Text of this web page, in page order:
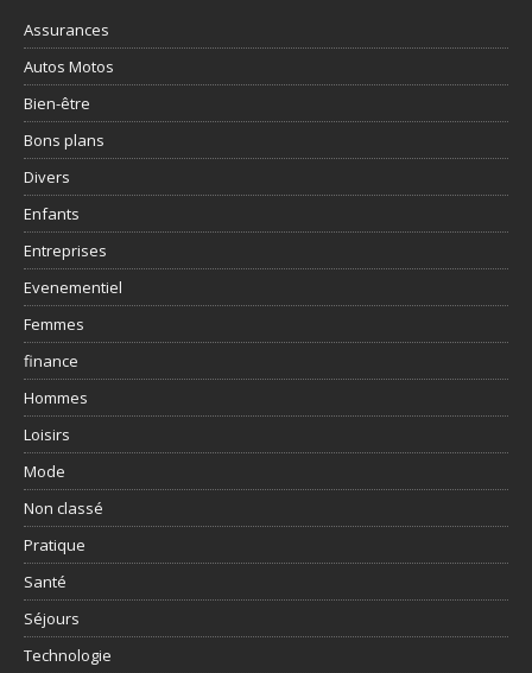
Assurances
Autos Motos
Bien-être
Bons plans
Divers
Enfants
Entreprises
Evenementiel
Femmes
finance
Hommes
Loisirs
Mode
Non classé
Pratique
Santé
Séjours
Technologie